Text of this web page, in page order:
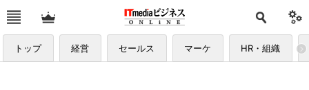
トップ 経営 セールス マーケ HR・組織